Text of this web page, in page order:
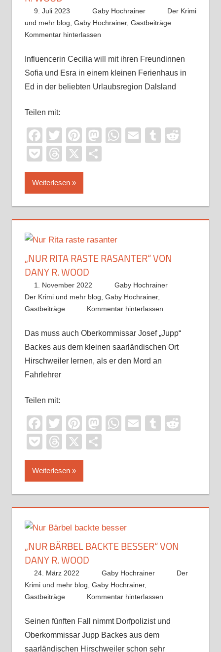
9. Juli 2023 Gaby Hochrainer
Der Krimi
und mehr blog Gaby Hochrainer, Gastbeiträge
Kommentar hinterlassen
Influencerin Cecilia will mit ihren Freundinnen
Sofia und Esra in einem kleinen Ferienhaus in
Ed in der beliebten Urlaubsregion Dalsland
Teilen mit:
Facebook
TwitterPinterest
Mastodon
WhatsApp
EmailTumblr
PocketThreads
X
Weiterlesen
„NUR RITA RASTE RASANTER“ VON
DANY R. WOOD
1. November 2022
Gaby Hochrainer
Der Krimi und mehr blog Gaby Hochrainer,
Gastbeiträge
Kommentar hinterlassen
Das muss auch Oberkommissar Josef „Jupp“
Backes aus dem kleinen saarländischen Ort
Hirschweiler lernen, als er den Mord an
Fahrlehrer
Teilen mit:
Facebook
TwitterPinterest
Mastodon
WhatsApp
EmailTumblr
PocketThreads
X
Weiterlesen
„NUR BÄRBEL BACKTE BESSER“ VON
DANY R. WOOD
24. März 2022 Gaby Hochrainer
Der
Krimi und mehr blog Gaby Hochrainer,
Gastbeiträge
Kommentar hinterlassen
Seinen fünften Fall nimmt Dorfpolizist und
Oberkommissar Jupp Backes aus dem
saarländischen Hirschweiler schon sehr